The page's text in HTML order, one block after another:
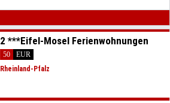
2 ***Eifel-Mosel Ferienwohnungen
50
EUR
Rheinland-Pfalz